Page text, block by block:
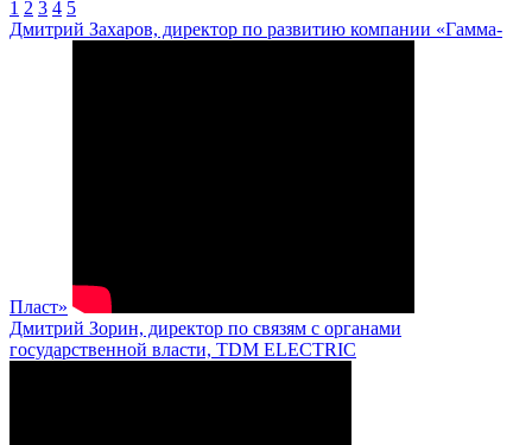
1 2 3 4 5
Дмитрий Захаров, директор по развитию компании «Гамма-
Пласт»
Дмитрий Зорин, директор по связям с органами
государственной власти, TDM ELECTRIC